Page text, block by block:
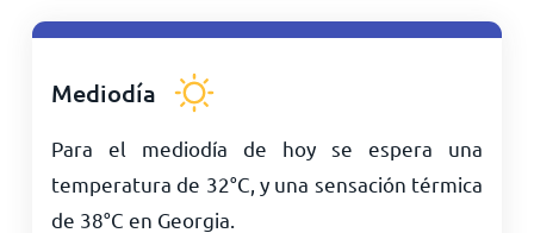
Mediodía
Para el mediodía de hoy se espera una
temperatura de 32°C , y una sensación térmica
de 38°C en Georgia.